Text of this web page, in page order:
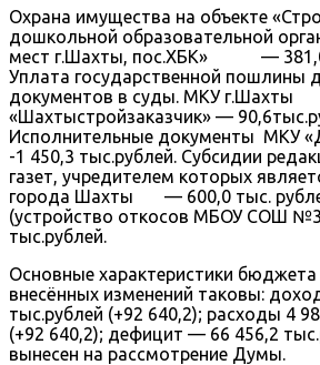
Охрана имущества на объекте
дошкольной образовательной
мест г.Шахты, пос.ХБК» —
Уплата государственной пошлины
документов в суды. МКУ г.Шахты
«Шахтыстройзаказчик» —
Исполнительные документы МКУ
-1 450,3 тыс.рублей. Субсидии
газет, учредителем которых
города Шахты — 600,0 тыс.
(устройство откосов МБОУ СОШ
тыс.рублей.
Основные характеристики
внесённых изменений таковы:
тыс.рублей (+92 640,2); расходы 4
(+92 640,2); дефицит — 66 456,2
вынесен на рассмотрение Думы.